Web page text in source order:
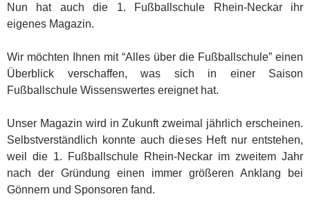
Nun hat auch die 1. Fußballschule Rhein-Neckar ihr
eigenes Magazin.
Wir möchten Ihnen mit “Alles über die Fußballschule” einen
Überblick verschaffen, was sich in einer Saison
Fußballschule Wissenswertes ereignet hat.
Unser Magazin wird in Zukunft zweimal jährlich erscheinen.
Selbstverständlich konnte auch dieses Heft nur entstehen,
weil die 1. Fußballschule Rhein-Neckar im zweitem Jahr
nach der Gründung einen immer größeren Anklang bei
Gönnern und Sponsoren fand.